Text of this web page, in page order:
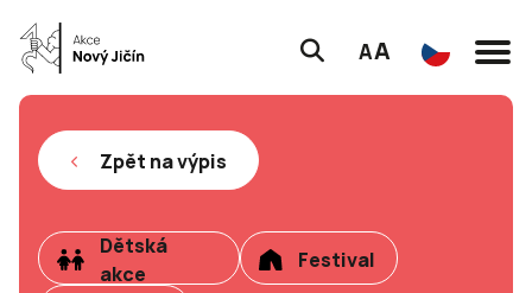
AA
Zpět na výpis
Dětská
akce
Festival